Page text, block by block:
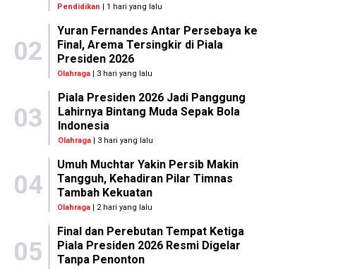
Pendidikan | 1 hari yang lalu
02
Yuran Fernandes Antar Persebaya ke
Final, Arema Tersingkir di Piala
Presiden 2026
Olahraga | 3 hari yang lalu
03
Piala Presiden 2026 Jadi Panggung
Lahirnya Bintang Muda Sepak Bola
Indonesia
Olahraga| 3 hari yang lalu
04
Umuh Muchtar Yakin Persib Makin
Tangguh, Kehadiran Pilar Timnas
Tambah Kekuatan
Olahraga | 2 hari yang lalu
05
Final dan Perebutan Tempat Ketiga
Piala Presiden 2026 Resmi Digelar
Tanpa Penonton